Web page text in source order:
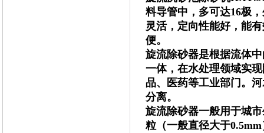
料导管中，多可达16极
灵活，定向性能好，能
便。
旋流除砂器是根据流体
一体，在水处理领域实
品、医药等工业部门。
分离。
旋流除砂器一般用于城
粒（一般直径大于